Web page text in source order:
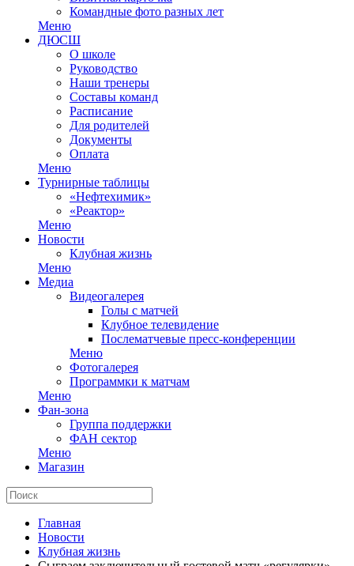
Командные фото разных лет
Меню
ДЮСШ
О школе
Руководство
Наши тренеры
Составы команд
Расписание
Для родителей
Документы
Оплата
Меню
Турнирные таблицы
«Нефтехимик»
«Реактор»
Меню
Новости
Клубная жизнь
Меню
Медиа
Видеогалерея
Голы с матчей
Клубное телевидение
Послематчевые пресс-конференции
Меню
Фотогалерея
Программки к матчам
Меню
Фан-зона
Группа поддержки
ФАН сектор
Меню
Магазин
Главная
Новости
Клубная жизнь